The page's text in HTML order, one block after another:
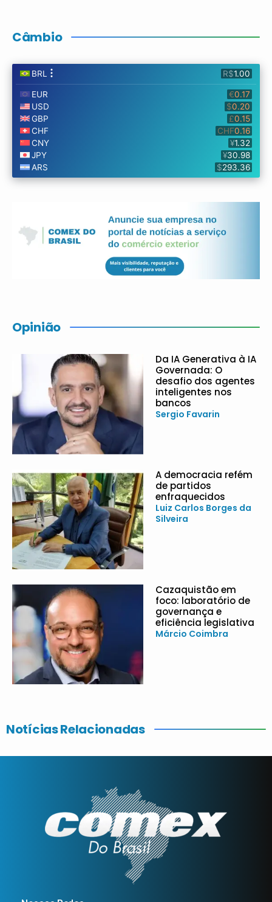
Câmbio
Opinião
Da IA Generativa à IA
Governada: O
desafio dos agentes
inteligentes nos
bancos
Sergio Favarin
A democracia refém
de partidos
enfraquecidos
Luiz Carlos Borges da
Silveira
Cazaquistão em
foco: laboratório de
governança e
eficiência legislativa
Márcio Coimbra
Notícias Relacionadas